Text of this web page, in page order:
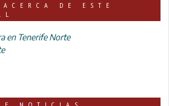
DE ESTE
en Tenerife Norte